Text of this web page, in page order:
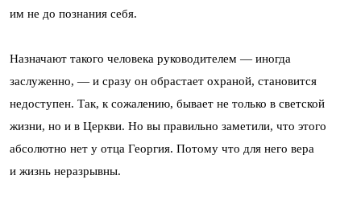
им не до познания себя.
Назначают такого человека руководителем — иногда
заслуженно, — и сразу он обрастает охраной, становится
недоступен. Так, к сожалению, бывает не только в светской
жизни, но и в Церкви. Но вы правильно заметили, что этого
абсолютно нет у отца Георгия. Потому что для него вера
и жизнь неразрывны.